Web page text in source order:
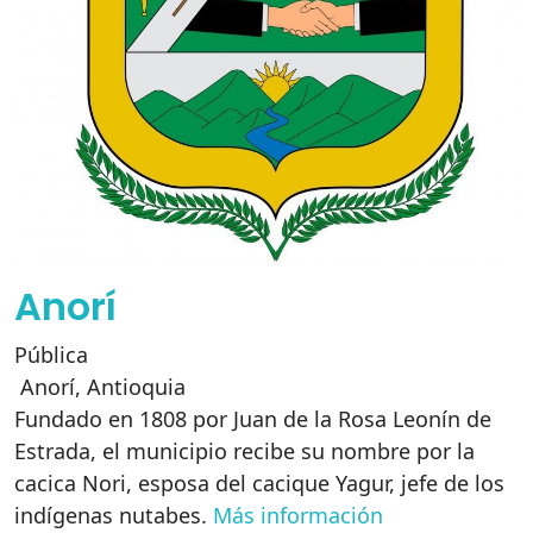
Anorí
Pública
Anorí, Antioquia
Fundado en 1808 por Juan de la Rosa Leonín de
Estrada, el municipio recibe su nombre por la
cacica Nori, esposa del cacique Yagur, jefe de los
indígenas nutabes. Más información